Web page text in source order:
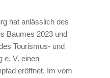
hat anlässlich des
Baumes 2023 und
Tourismus- und
e. V. einen
eröffnet. Im vom